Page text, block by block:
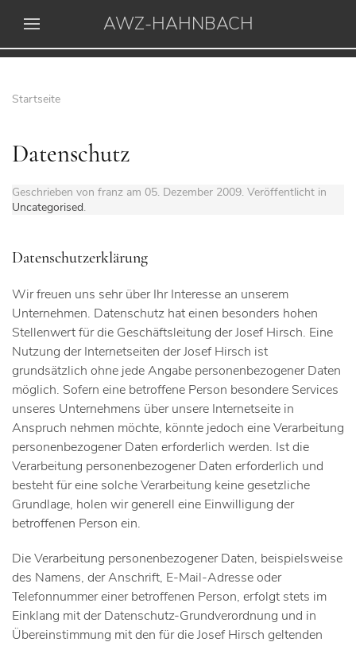
AWZ-HAHNBACH
Startseite
Datenschutz
Geschrieben von franz am 05. Dezember 2009. Veröffentlicht in
Uncategorised.
Datenschutzerklärung
Wir freuen uns sehr über Ihr Interesse an unserem
Unternehmen. Datenschutz hat einen besonders hohen
Stellenwert für die Geschäftsleitung der Josef Hirsch. Eine
Nutzung der Internetseiten der Josef Hirsch ist
grundsätzlich ohne jede Angabe personenbezogener Daten
möglich. Sofern eine betroffene Person besondere Services
unseres Unternehmens über unsere Internetseite in
Anspruch nehmen möchte, könnte jedoch eine Verarbeitung
personenbezogener Daten erforderlich werden. Ist die
Verarbeitung personenbezogener Daten erforderlich und
besteht für eine solche Verarbeitung keine gesetzliche
Grundlage, holen wir generell eine Einwilligung der
betroffenen Person ein.
Die Verarbeitung personenbezogener Daten, beispielsweise
des Namens, der Anschrift, E-Mail-Adresse oder
Telefonnummer einer betroffenen Person, erfolgt stets im
Einklang mit der Datenschutz-Grundverordnung und in
Übereinstimmung mit den für die Josef Hirsch geltenden